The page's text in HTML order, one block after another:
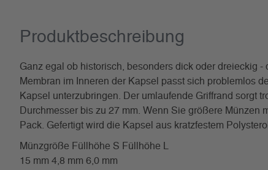
Produkt­beschreibung
Ganz egal ob historisch, besonders dick oder dreieckig
Membran im Inneren der Kapsel passt sich problemlos
Kapsel unterzubringen. Der umlaufende Griffrand sorgt
Durchmesser bis zu 27 mm. Wenn Sie größere
Pack. Gefertigt wird die Kapsel aus kratzfestem
Münzgröße Füllhöhe S Füllhöhe L
15 mm 4,8 mm 6,0 mm